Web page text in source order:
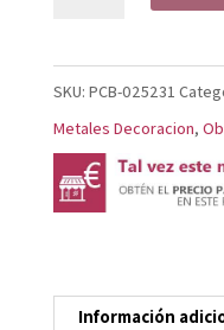
MG
cantidad
SKU: PCB-025231
Metales Decoracion,
Información